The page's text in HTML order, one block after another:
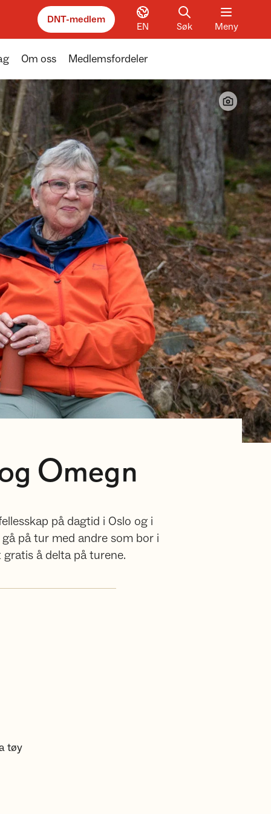
DNT-medlem
EN Søk Meny
Om oss Medlemsfordeler
Omegn
på dagtid i Oslo og i
på tur med andre som bor i
å delta på turene.
tøy